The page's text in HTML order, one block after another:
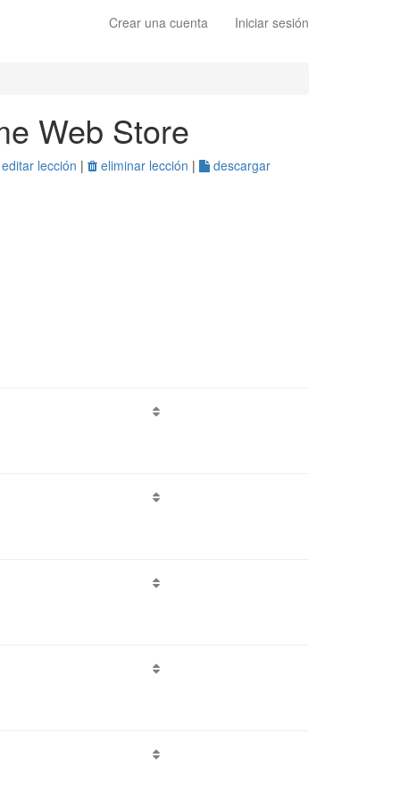
Crear una cuenta Iniciar sesión
Web Store
lección | eliminar lección | descargar